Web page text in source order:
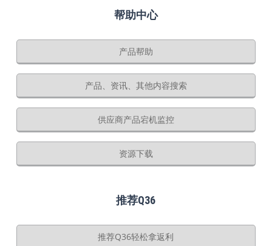
帮助中心
产品帮助
产品、资讯、其他内容搜索
供应商产品宕机监控
资源下载
推荐Q36
推荐Q36轻松拿返利